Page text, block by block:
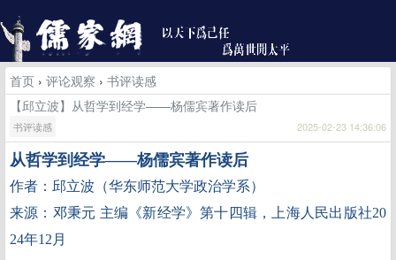
首页 › 评论观察 › 书评读感
【邱立波】从哲学到经学——杨儒宾著作读后
书评读感 2025-02-23 14:36:06
从哲学到经学——杨儒宾著作读后
作者：邱立波（华东师范大学政治学系）
来源：邓秉元 主编《新经学》第十四辑，上海人民出版社20
24年12月